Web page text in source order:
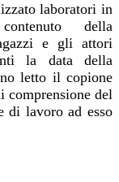
laboratori in
della
e gli attori
la data della
letto il copione
comprensione del
di lavoro ad esso